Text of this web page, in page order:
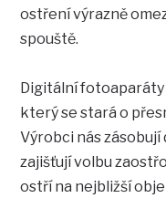
ostření výrazně
spouště.
Digitální
který se stará o
Výrobci nás
zajišťují volbu
ostří na nejbližší